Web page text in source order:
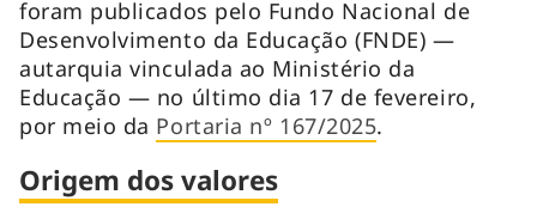
foram publicados pelo Fundo Nacional de
Desenvolvimento da Educação (FNDE) —
autarquia vinculada ao Ministério da
Educação — no último dia 17 de fevereiro,
por meio da Portaria nº 167/2025.
Origem dos valores